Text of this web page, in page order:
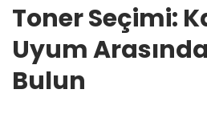
Toner Seçimi:
Uyum
Bulun